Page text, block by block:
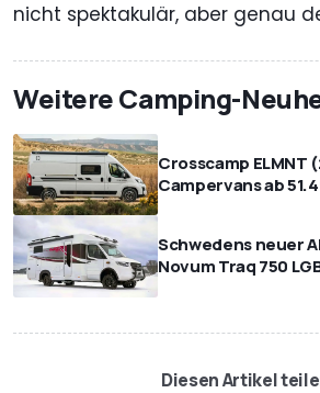
nicht spektakulär, aber genau
Weitere Camping-
Crosscamp ELMNT
Campervans ab
Schwedens neuer
Novum Traq 750
Diesen Artikel